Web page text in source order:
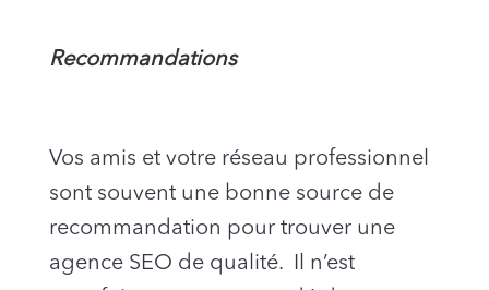
Recommandations
Vos amis et votre réseau professionnel
sont souvent une bonne source de
recommandation pour trouver une
agence SEO de qualité. Il n’est